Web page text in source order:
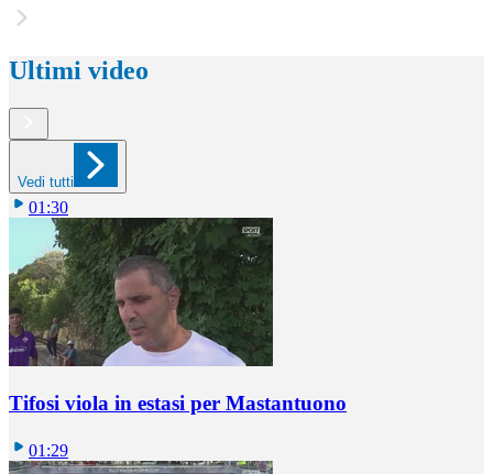
Ultimi video
Vedi tutti
01:30
Tifosi viola in estasi per Mastantuono
01:29